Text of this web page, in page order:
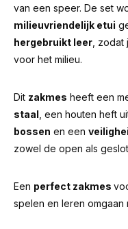
van een speer. De set
milieuvriendelijk etui
hergebruikt leer ,
voor het milieu.
Dit zakmes heeft een
staal , een houten heft
bossen en een
zowel de open als
Een perfect zakmes
spelen en leren omgaan